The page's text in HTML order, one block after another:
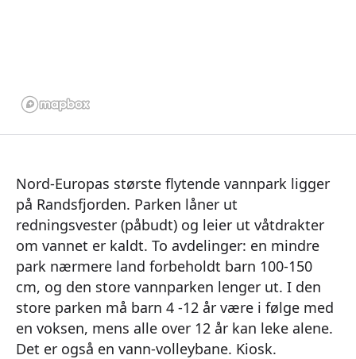
Nord-Europas største flytende vannpark ligger
på Randsfjorden. Parken låner ut
redningsvester (påbudt) og leier ut våtdrakter
om vannet er kaldt. To avdelinger: en mindre
park nærmere land forbeholdt barn 100-150
cm, og den store vannparken lenger ut. I den
store parken må barn 4 -12 år være i følge med
en voksen, mens alle over 12 år kan leke alene.
Det er også en vann-volleybane. Kiosk.